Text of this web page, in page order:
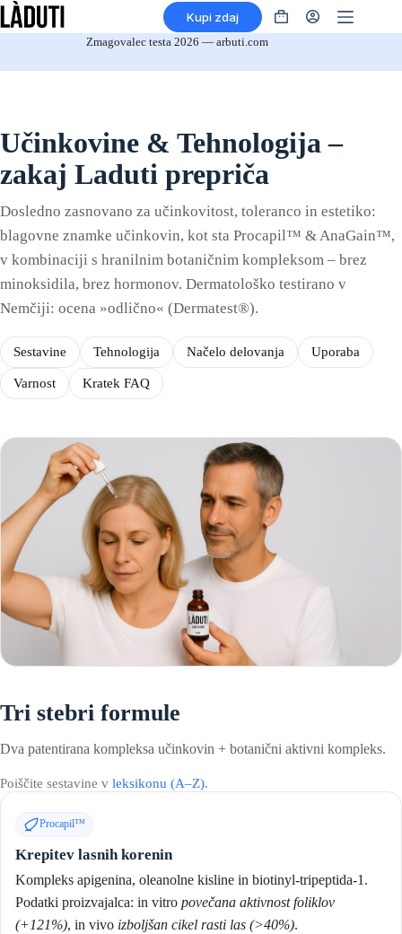
Preskoči
na
Kupi zdaj
Nakupovalna
Zmagovalec testa 2026 — arbuti.com
Učinkovine & Tehnologija –
zakaj Laduti prepriča
Dosledno zasnovano za učinkovitost, toleranco in estetiko:
blagovne znamke učinkovin, kot sta Procapil™ & AnaGain™,
v kombinaciji s hranilnim botaničnim kompleksom – brez
minoksidila, brez hormonov. Dermatološko testirano v
Nemčiji: ocena »odlično« (Dermatest®).
Sestavine Tehnologija Načelo delovanja Uporaba
Varnost Kratek FAQ
Tri stebri formule
Dva patentirana kompleksa učinkovin + botanični aktivni kompleks.
Poiščite sestavine v leksikonu (A–Z).
Procapil™
Krepitev lasnih korenin
Kompleks apigenina, oleanolne kisline in biotinyl-tripeptida-1.
Podatki proizvajalca: in vitro povečana aktivnost foliklov
(+121%), in vivo izboljšan cikel rasti las (>40%).